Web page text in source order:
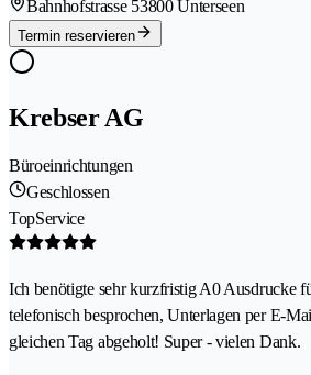
Bahnhofstrasse 53800 Unterseen
Termin reservieren
Krebser AG
Büroeinrichtungen
Geschlossen
TopService
Ich benötigte sehr kurzfristig A0 Ausdrucke
telefonisch besprochen, Unterlagen per E-
gleichen Tag abgeholt! Super - vielen Dank.